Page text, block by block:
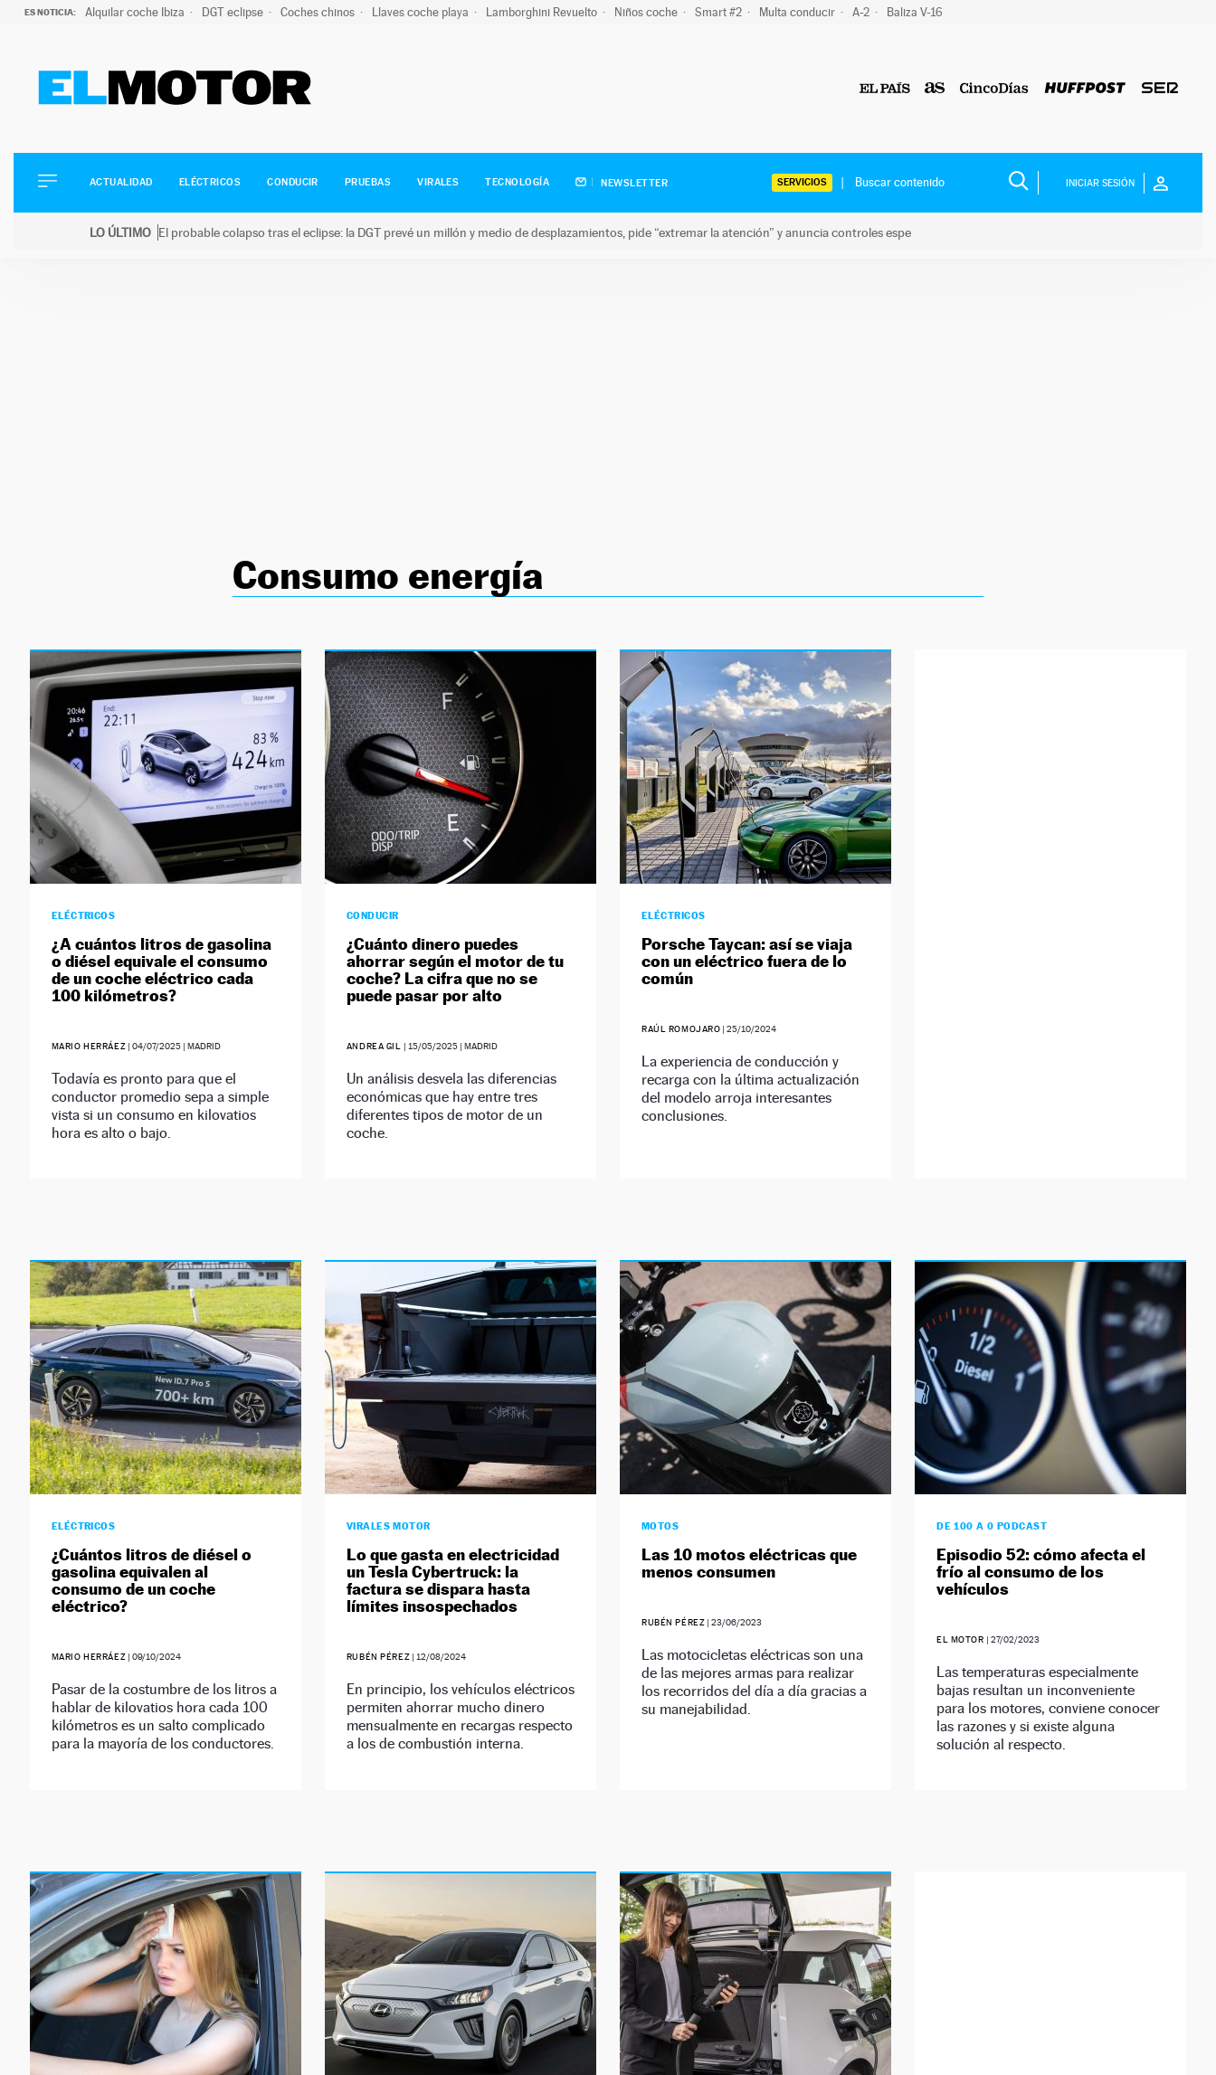
ES NOTICIA: Alquilar coche Ibiza DGT eclipse Coches chinos Llaves coche playa Lamborghini Revuelto Niños coche Smart #2 Multa conducir A-2 Baliza V-16
ELÉCTRICOS
CONDUCIR
ACTUALIDAD ELÉCTRICOS CONDUCIR PRUEBAS VIRALES TECNOLOGÍA NEWSLETTER SERVICIOS INICIAR SESIÓN
LO ÚLTIMO El probable colapso tras el eclipse: la DGT prevé un millón y medio de desplazamientos, pide “extremar la atención” y anuncia controles espe
Consumo energía
ELÉCTRICOS
¿A cuántos litros de gasolina
o diésel equivale el consumo
de un coche eléctrico cada
100 kilómetros?
MARIO HERRÁEZ |04/07/2025 | MADRID
Todavía es pronto para que el
conductor promedio sepa a simple
vista si un consumo en kilovatios
hora es alto o bajo.
CONDUCIR
¿Cuánto dinero puedes
ahorrar según el motor de tu
coche? La cifra que no se
puede pasar por alto
ANDREA GIL | 15/05/2025| MADRID
Un análisis desvela las diferencias
económicas que hay entre tres
diferentes tipos de motor de un
coche.
ELÉCTRICOS
Porsche Taycan: así se viaja
con un eléctrico fuera de lo
común
RAÚL ROMOJARO |25/10/2024
La experiencia de conducción y
recarga con la última actualización
del modelo arroja interesantes
conclusiones.
ELÉCTRICOS
¿Cuántos litros de diésel o
gasolina equivalen al
consumo de un coche
eléctrico?
MARIO HERRÁEZ |09/10/2024
Pasar de la costumbre de los litros a
hablar de kilovatios hora cada 100
kilómetros es un salto complicado
para la mayoría de los conductores.
VIRALES MOTOR
Lo que gasta en electricidad
un Tesla Cybertruck: la
factura se dispara hasta
límites insospechados
RUBÉN PÉREZ | 12/08/2024
En principio, los vehículos eléctricos
permiten ahorrar mucho dinero
mensualmente en recargas respecto
a los de combustión interna.
MOTOS
Las 10 motos eléctricas que
menos consumen
RUBÉN PÉREZ |23/06/2023
Las motocicletas eléctricas son una
de las mejores armas para realizar
los recorridos del día a día gracias a
su manejabilidad.
DE 100 A 0 PODCAST
Episodio 52: cómo afecta el
frío al consumo de los
vehículos
EL MOTOR | 27/02/2023
Las temperaturas especialmente
bajas resultan un inconveniente
para los motores, conviene conocer
las razones y si existe alguna
solución al respecto.